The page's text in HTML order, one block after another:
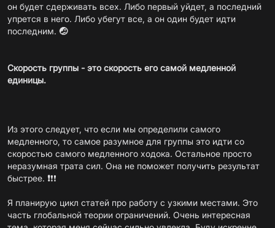
он будет сдерживать всех. Либо первый уйдет, а последний
упрется в него. Либо убегут все, а он один будет идти
последним. 🤕
Скорость группы - это скорость его самой медленной
единицы.
Из этого следует, что если мы определили самого
медленного, то самое разумное для группы это идти со
скоростью самого медленного ходока. Остальное просто
неразумная трата сил. Она не поможет получить результат
быстрее. ❗❗❗
Я планирую цикл статей про работу с узкими местами. Это
часть глобальной теории ограничений. Очень интересная